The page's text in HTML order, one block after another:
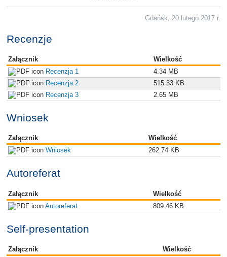
Gdańsk, 20 lutego 2017 r.
Recenzje
Załącznik
Wielkość
Recenzja 1
4.34 MB
Recenzja 2
515.33 KB
Recenzja 3
2.65 MB
Wniosek
Załącznik
Wielkość
Wniosek
262.74 KB
Autoreferat
Załącznik
Wielkość
Autoreferat
809.46 KB
Self-presentation
Załącznik
Wielkość